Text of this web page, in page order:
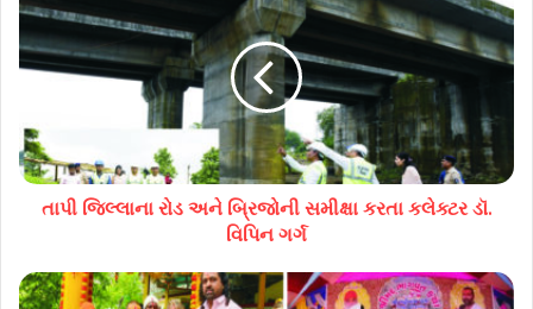
તાપી જિલ્લાના રોડ અને બ્રિજોની સમીક્ષા કરતા કલેક્ટર ડૉ.
વિપિન ગર્ગ